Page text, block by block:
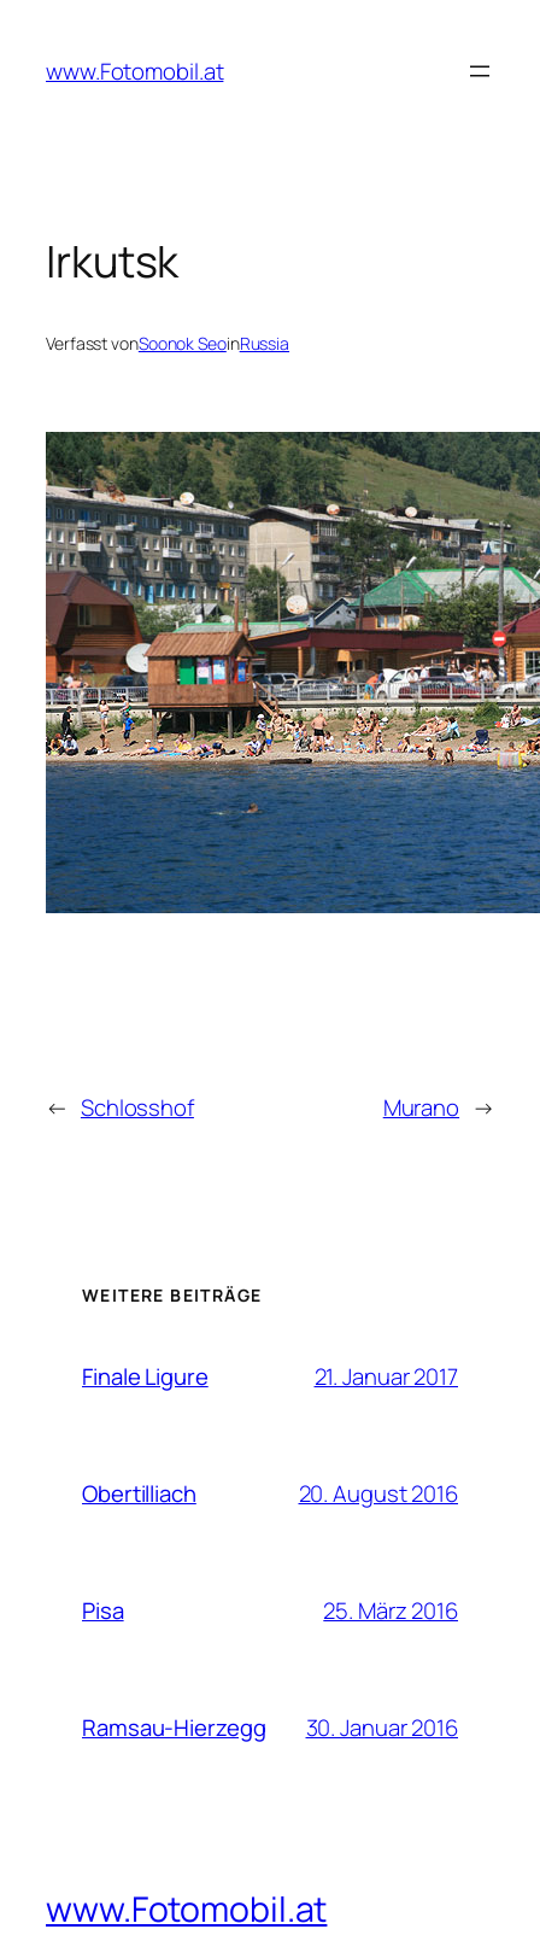
springen
www.Fotomobil.at
Irkutsk
Verfasst vonSoonok SeoinRussia
← Schlosshof Murano →
WEITERE BEITRÄGE
Finale Ligure 21. Januar 2017
Obertilliach 20. August 2016
Pisa 25. März 2016
Ramsau-Hierzegg 30. Januar 2016
www.Fotomobil.at